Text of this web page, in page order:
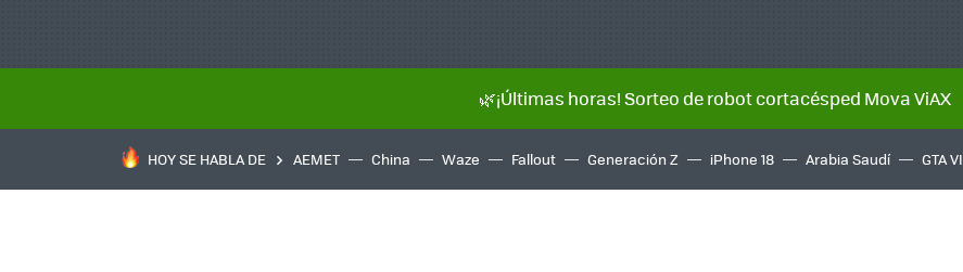
🌿¡Últimas horas! Sorteo de robot cortacésped Mova ViAX
HOY SE HABLA DE AEMET China Waze Fallout Generación Z iPhone 18 Arabia Saudí GTA VI